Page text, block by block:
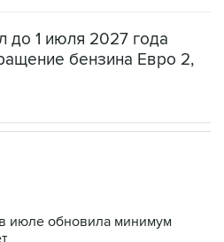
1 июля 2027 года
бензина Евро 2,
июле обновила минимум